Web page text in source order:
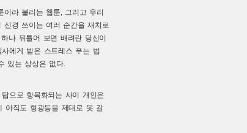
라 불리는 웹툰, 그리고 우리
신경 쓰이는 여러 순간을 재치로
나 뒤틀어 보면 배려란 당신이
에게 받은 스트레스 푸는 법
있는 상상은 없다.
으로 항목화되는 사이 개인은
아직도 형광등을 제대로 못 갈